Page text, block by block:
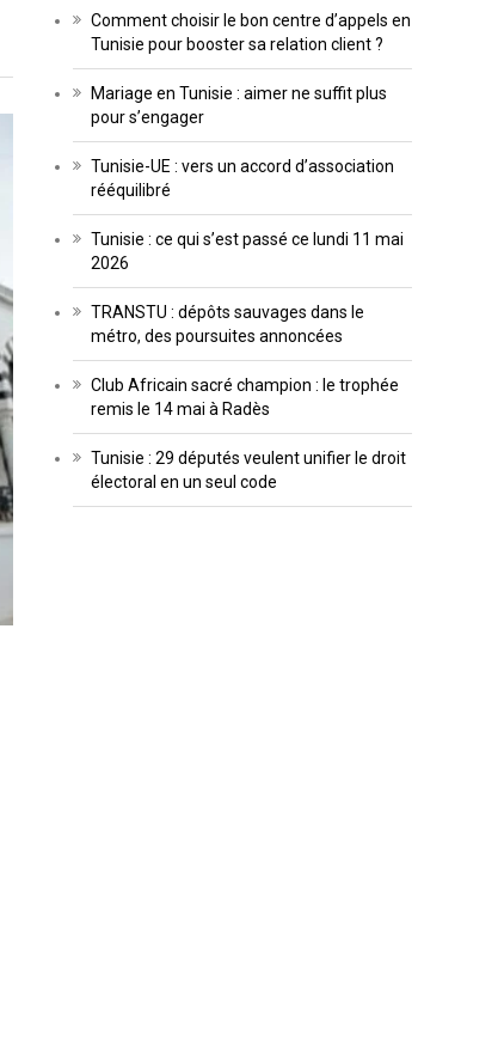
Comment choisir le bon centre d’appels en
Tunisie pour booster sa relation client ?
Mariage en Tunisie : aimer ne suffit plus
pour s’engager
Tunisie-UE : vers un accord d’association
rééquilibré
Tunisie : ce qui s’est passé ce lundi 11 mai
2026
TRANSTU : dépôts sauvages dans le
métro, des poursuites annoncées
Club Africain sacré champion : le trophée
remis le 14 mai à Radès
Tunisie : 29 députés veulent unifier le droit
électoral en un seul code